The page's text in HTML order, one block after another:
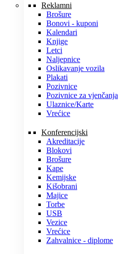
Reklamni
Brošure
Bonovi - kuponi
Kalendari
Knjige
Letci
Naljepnice
Oslikavanje vozila
Plakati
Pozivnice
Pozivnice za vjenčanja
Ulaznice/Karte
Vrećice
Konferencijski
Akreditacije
Blokovi
Brošure
Kape
Kemijske
Kišobrani
Majice
Torbe
USB
Vezice
Vrećice
Zahvalnice - diplome